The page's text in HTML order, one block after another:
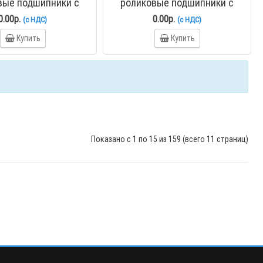
тел качения
ZKL
(с НДС)
Купить
полным числом тел качения
NNS4872CV ZKL
0.00р.(с НДС)
Купить
Показано с 1 по 15 из 159 (всего 11 страниц)